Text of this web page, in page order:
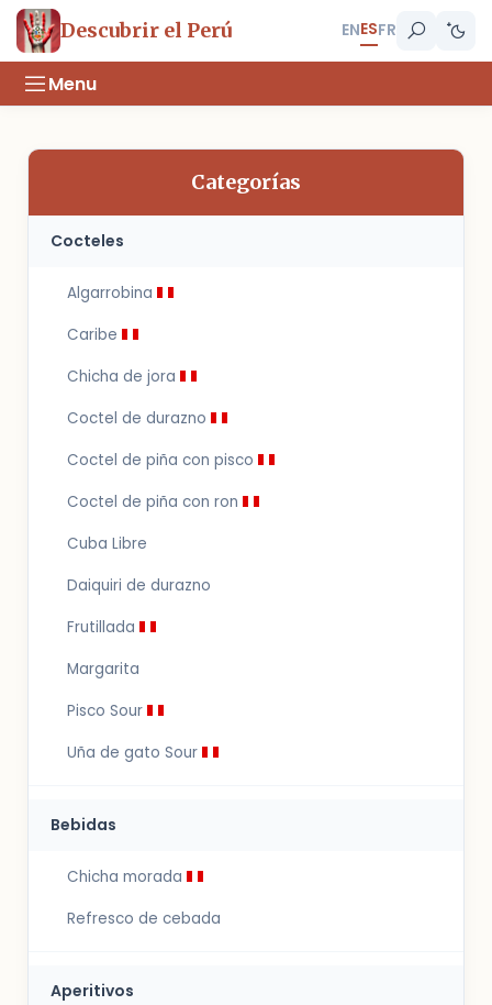
Descubrir el Perú ENESFR
Menu
Categorías
Cocteles
Algarrobina
Caribe
Chicha de jora
Coctel de durazno
Coctel de piña con pisco
Coctel de piña con ron
Cuba Libre
Daiquiri de durazno
Frutillada
Margarita
Pisco Sour
Uña de gato Sour
Bebidas
Chicha morada
Refresco de cebada
Aperitivos